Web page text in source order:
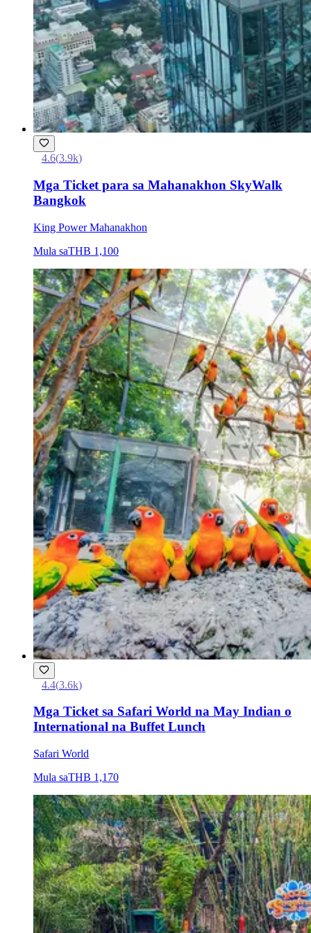
4.6(3.9k)
Mga Ticket para sa Mahanakhon SkyWalk
Bangkok
King Power Mahanakhon
Mula saTHB 1,100
4.4(3.6k)
Mga Ticket sa Safari World na May Indian o
International na Buffet Lunch
Safari World
Mula saTHB 1,170